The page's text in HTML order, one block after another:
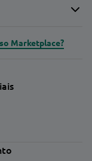
Marketplace?